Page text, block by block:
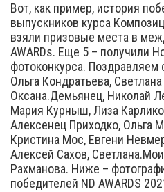
Вот, как пример, история
выпускников курса
взяли призовые места в
AWARDs. Еще 5 – получили
фотоконкурса. Поздравляем
Ольга Кондратьева,
Оксана.Демьянец, Николай
Мария Курныш, Лиза
Алексенец Приходко, Ольга
Кристина Мос, Евгени
Алексей Сахов,
Рахманова. Ниже –
победителей ND AWARDS